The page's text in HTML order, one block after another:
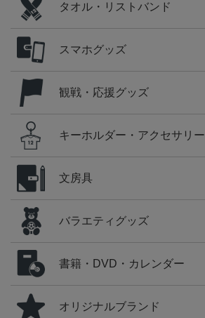
タオル・リストバンド
スマホグッズ
観戦・応援グッズ
キーホルダー・アクセサリー
文房具
バラエティグッズ
書籍・DVD・カレンダー
オリジナルブランド